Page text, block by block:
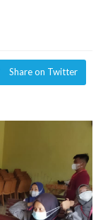
Share on Twitter